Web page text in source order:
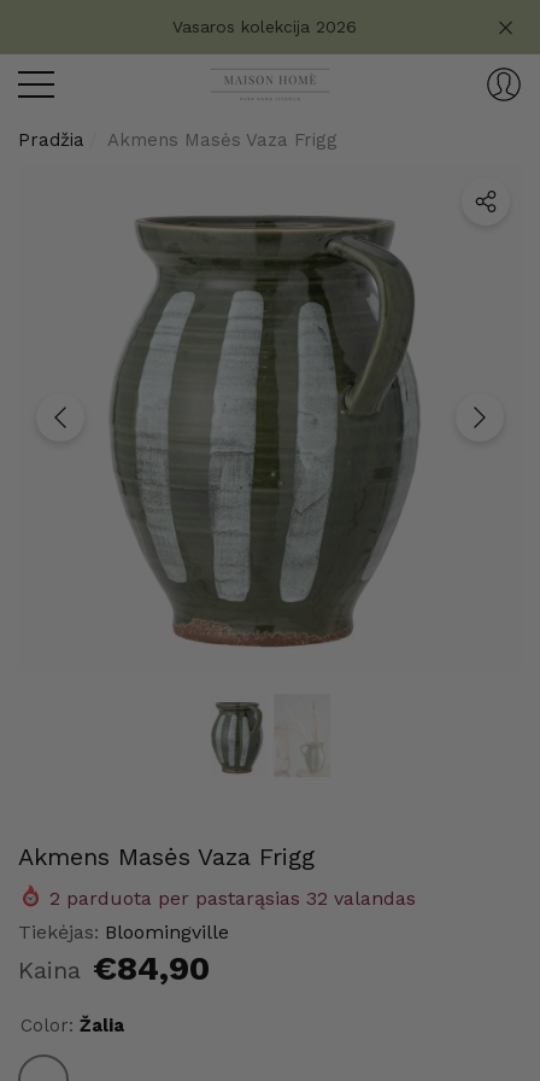
Vasaros kolekcija 2026
Pradžia Akmens Masės Vaza Frigg
Akmens Masės Vaza Frigg
2 parduota per pastarąsias 32 valandas
Tiekėjas: Bloomingville
Kaina €84,90
Color: Žalia
Turite klausimų?
Maison Home